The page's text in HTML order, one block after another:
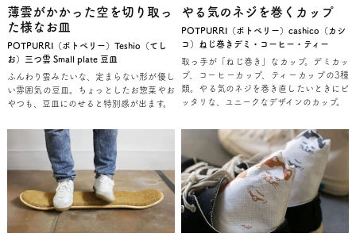
薄雲がかかった空を切り取っ
た様なお皿
POTPURRI（ポトペリー）Teshio（てし
お）三つ雲 Small plate 豆皿
ふんわり雲みたいな、定まらない形が優し
い雰囲気の豆皿。ちょっとしたお惣菜やお
やつも、豆皿にのせると特別感が出ます。
やる気のネジを巻くカップ
POTPURRI（ポトペリー）cashico（カシ
コ）ねじ巻きデミ・コーヒー・ティー
取っ手が「ねじ巻き」なカップ。デミカッ
プ、コーヒーカップ、ティーカップの3種
類。やる気のネジを巻き直したいときにピ
ッタリな、ユニークなデザインのカップ。